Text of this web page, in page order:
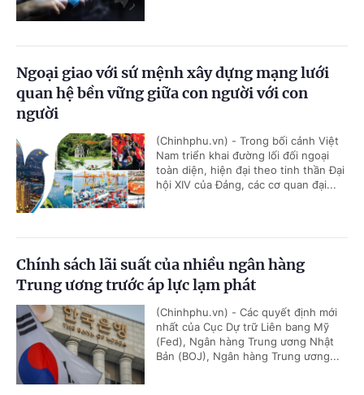
Ngoại giao với sứ mệnh xây dựng mạng lưới
quan hệ bền vững giữa con người với con
người
(Chinhphu.vn) - Trong bối cảnh Việt
Nam triển khai đường lối đối ngoại
toàn diện, hiện đại theo tinh thần Đại
hội XIV của Đảng, các cơ quan đại...
Chính sách lãi suất của nhiều ngân hàng
Trung ương trước áp lực lạm phát
(Chinhphu.vn) - Các quyết định mới
nhất của Cục Dự trữ Liên bang Mỹ
(Fed), Ngân hàng Trung ương Nhật
Bản (BOJ), Ngân hàng Trung ương...